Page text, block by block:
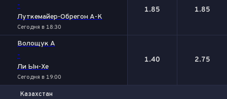
-
Луткемайер-Обрегон А-К
Сегодня в 18:30
1.85 1.85
Волощук А
-
Ли Ын-Хе
Сегодня в 19:00
1.40 2.75
Казахстан